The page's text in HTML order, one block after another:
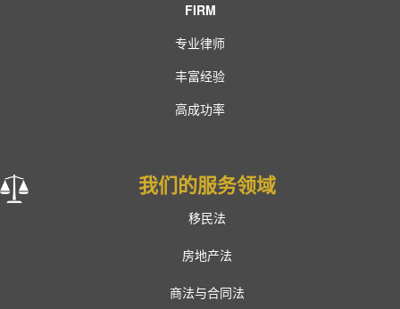
FIRM
专业律师
丰富经验
高成功率
我们的服务领域
移民法
房地产法
商法与合同法